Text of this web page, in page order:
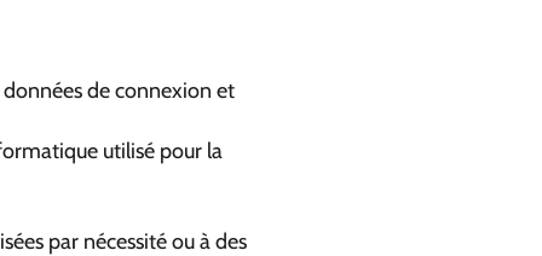
de connexion et
utilisé pour la
par nécessité ou à des